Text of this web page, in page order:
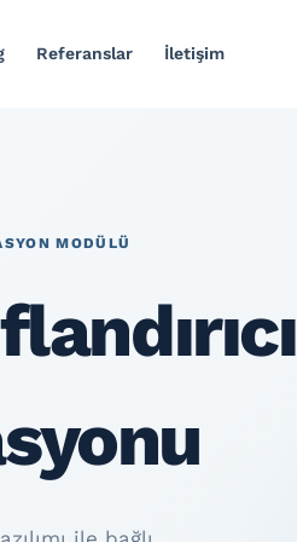
Referanslar İletişim
MODÜLÜ